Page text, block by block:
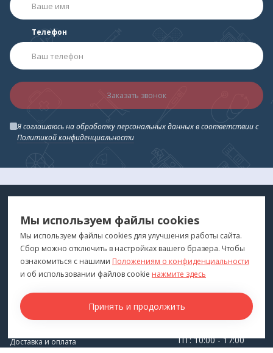
Телефон
Заказать звонок
Я соглашаюсь на обработку персональных данных в соответствии с
Политикой конфиденциальности
ДЛЯ ВАС
"Медтехника для Вас"©2026
ПОКУПАТЕЛЯМ
Каталог
Бренды
Для оптовиков
Доставка и оплата
КОНТАКТЫ
г. Владивосток
ПТ: 10:00 - 17:00
Мы используем файлы cookies
Мы используем файлы cookies для улучшения работы сайта.
Сбор можно отключить в настройках вашего бразера. Чтобы
ознакомиться с нашими Положениям о конфиденциальности
и об использовании файлов cookie нажмите здесь
Принять и продолжить